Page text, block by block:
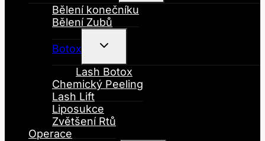
Menu
Bělení konečníku
Bělení Zubů
Botox
Toggle
Menu
Lash Botox
Chemický Peeling
Lash Lift
Liposukce
Zvětšení Rtů
Operace